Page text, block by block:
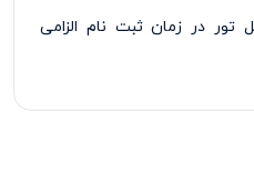
کل تور در زمان ثبت نام الزامی